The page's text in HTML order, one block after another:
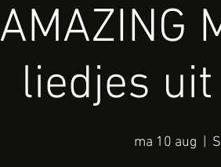
AMAZING
liedjes
ma 10 aug